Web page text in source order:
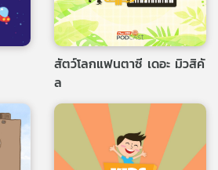
สัตว์โลกแฟนตาซี เดอะ มิวสิคั
ล